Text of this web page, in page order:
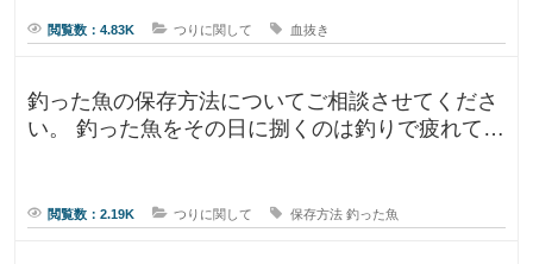
閲覧数：4.83K つりに関して 血抜き
釣った魚の保存方法についてご相談させてくださ
い。 釣った魚をその日に捌くのは釣りで疲れてい
閲覧数：2.19K つりに関して 保存方法 釣った魚